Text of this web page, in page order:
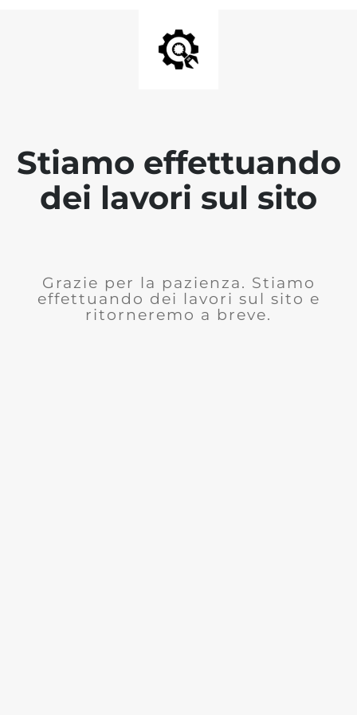
Stiamo effettuando
dei lavori sul sito
Grazie per la pazienza. Stiamo
effettuando dei lavori sul sito e
ritorneremo a breve.